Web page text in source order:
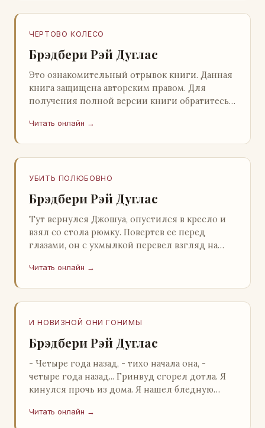
ЧЕРТОВО КОЛЕСО
Брэдбери Рэй Дуглас
Это ознакомительный отрывок книги. Данная
книга защищена авторским правом. Для
получения полной версии книги обратитесь к
легального ко…
Читать онлайн →
УБИТЬ ПОЛЮБОВНО
Брэдбери Рэй Дуглас
Тут вернулся Джошуа, опустился в кресло и
взял со стола рюмку. Повертев ее перед
глазами, он с ухмылкой перевел взгляд на
видом с…
Читать онлайн →
И НОВИЗНОЙ ОНИ ГОНИМЫ
Брэдбери Рэй Дуглас
- Четыре года назад, - тихо начала она, -
четыре года назад... Гринвуд сгорел дотла. Я
кинулся прочь из дома. Я нашел бледную
Читать онлайн →